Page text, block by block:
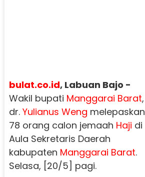
bulat.co.id, Labuan Bajo -
Wakil bupati Manggarai Barat,
dr.Yulianus Weng melepaskan
78 orang calon jemaah Haji di
Aula Sekretaris Daerah
kabupaten Manggarai Barat.
Selasa, [20/5] pagi.